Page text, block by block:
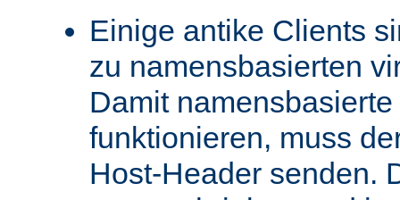
Einige antike Clients
zu namensbasierten
Damit
funktionieren, muss
Host-Header senden.